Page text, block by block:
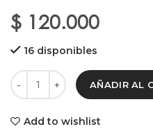
$ 120.000
16 disponibles
AÑADIR AL
Add to wishlist